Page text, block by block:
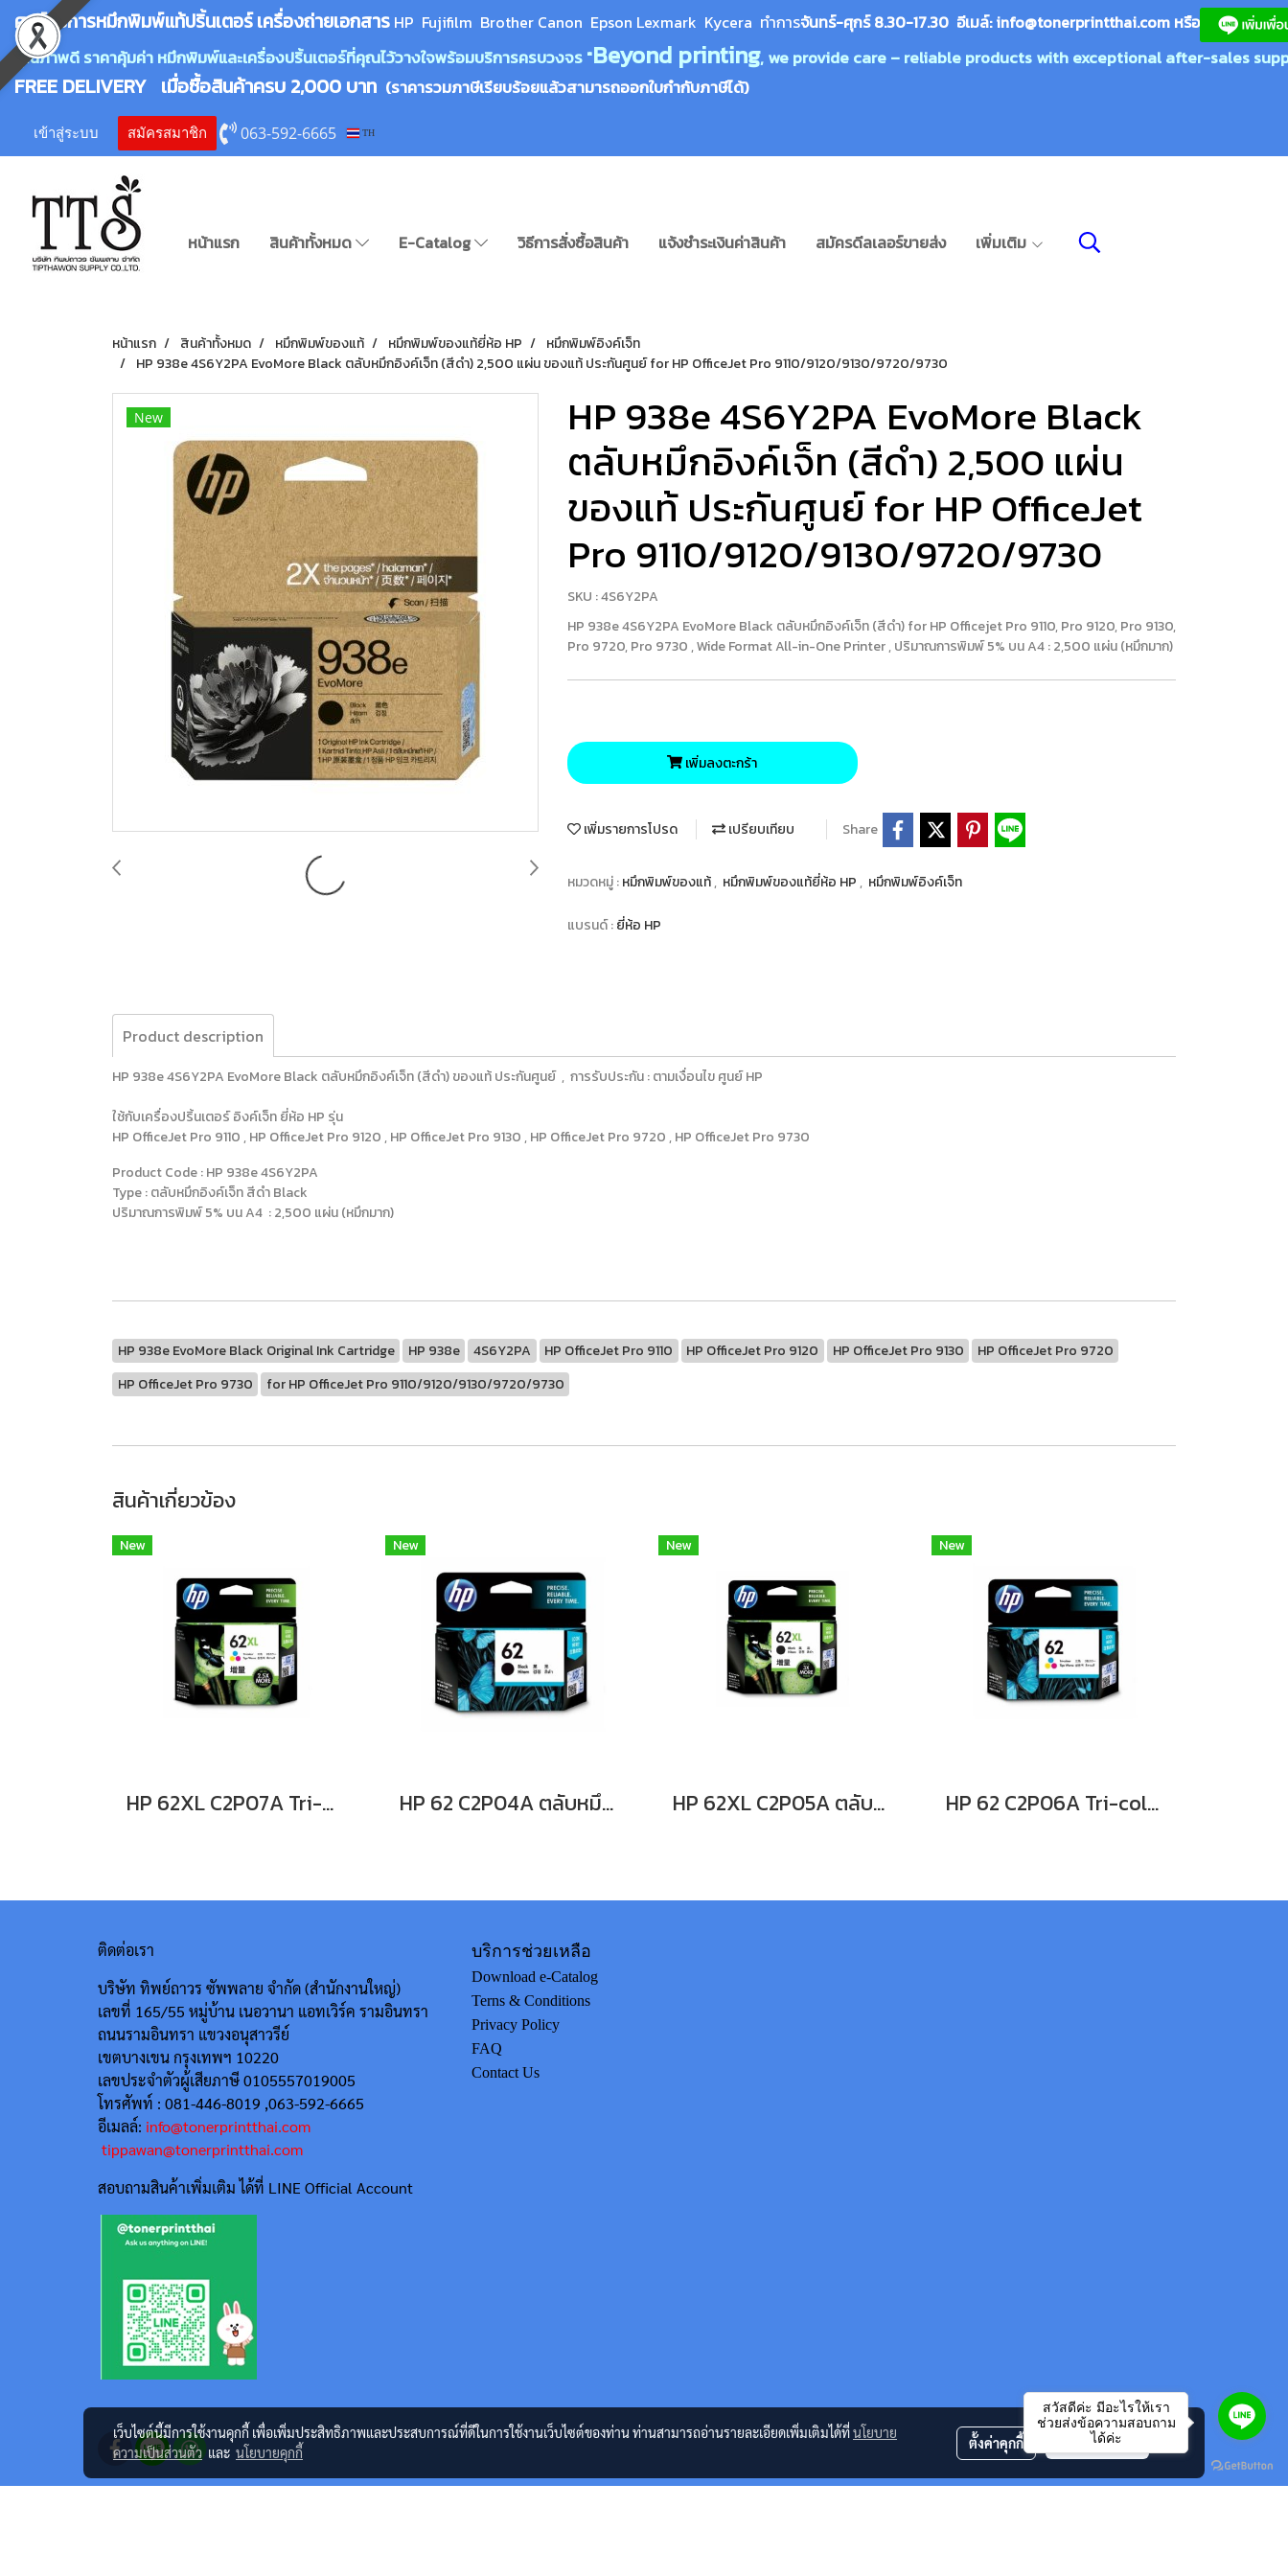
ศูนย์บริการหมึกพิมพ์แท้ปริ้นเตอร์ เครื่องถ่ายเอกสาร HP Fujifilm Brother Canon Epson Lexmark Kycera ทำการจันทร์-ศุกร์ 8.30-17.30 อีเมล์:info@tonerprintthai.com หรือ
คุณภาพดี ราคาคุ้มค่า หมึกพิมพ์และเครื่องปริ้นเตอร์ที่คุณไว้วางใจพร้อมบริการครบวงจร "Beyond printing, we provide care – reliable products with exceptional after-sales
FREE DELIVERY เมื่อซื้อสินค้าครบ 2,000 บาท (ราคารวมภาษีเรียบร้อยแล้วสามารถออกใบกำกับภาษีได้)
เข้าสู่ระบบ สมัครสมาชิก 063-592-6665 TH
หน้าแรก สินค้าทั้งหมด E-Catalog วิธีการสั่งซื้อสินค้า แจ้งชำระเงินค่าสินค้า สมัครดีลเลอร์ขายส่ง เพิ่มเติม
หน้าแรก สินค้าทั้งหมด หมึกพิมพ์ของแท้ หมึกพิมพ์ของแท้ยี่ห้อ HP
หมึกพิมพ์อิงค์เจ็ท
HP 938e 4S6Y2PA EvoMore Black ตลับหมึกอิงค์เจ็ท (สีดำ) 2,500 แผ่น ของแท้ ประกันศูนย์ for HP OfficeJet Pro 9110/9120/9130/9720/9730
New
HP 938e 4S6Y2PA EvoMore Black
ตลับหมึกอิงค์เจ็ท (สีดำ) 2,500 แผ่น
ของแท้ ประกันศูนย์ for HP OfficeJet
Pro 9110/9120/9130/9720/9730
SKU : 4S6Y2PA
HP 938e 4S6Y2PA EvoMore Black ตลับหมึกอิงค์เจ็ท (สีดำ) for HP Officejet Pro 9110, Pro 9120, Pro 9130,
Pro 9720, Pro 9730 , Wide Format All-in-One Printer , ปริมาณการพิมพ์ 5% บน A4 : 2,500 แผ่น (หมึกมาก)
เพิ่มลงตะกร้า
เพิ่มรายการโปรด เปรียบเทียบ Share
หมวดหมู่ :หมึกพิมพ์ของแท้, หมึกพิมพ์ของแท้ยี่ห้อ HP , หมึกพิมพ์อิงค์เจ็ท
แบรนด์ :ยี่ห้อ HP
Product description
HP 938e 4S6Y2PA EvoMore Black ตลับหมึกอิงค์เจ็ท (สีดำ) ของแท้ ประกันศูนย์ , การรับประกัน : ตามเงื่อนไข ศูนย์ HP
ใช้กับเครื่องปริ้นเตอร์ อิงค์เจ็ท ยี่ห้อ HP รุ่น
HP OfficeJet Pro 9110 , HP OfficeJet Pro 9120 , HP OfficeJet Pro 9130 , HP OfficeJet Pro 9720 , HP OfficeJet Pro 9730
Product Code : HP 938e 4S6Y2PA
Type : ตลับหมึกอิงค์เจ็ท สีดำ Black
ปริมาณการพิมพ์ 5% บน A4 : 2,500 แผ่น (หมึกมาก)
HP 938e EvoMore Black Original Ink Cartridge HP 938e 4S6Y2PA HP OfficeJet Pro 9110 HP OfficeJet Pro 9120 HP OfficeJet Pro 9130
HP OfficeJet Pro 9720
HP OfficeJet Pro 9730
for HP OfficeJet Pro 9110/9120/9130/9720/9730
สินค้าเกี่ยวข้อง
New
HP 62XL C2P07A Tri-color ตลับหมึกอิงค์เจ็ท 3 สี
New
HP 62 C2P04A ตลับหมึกอิงค์เจ็ท สีดำ
New
HP 62XL C2P05A ตลับหมึกอิงค์เจ็ท สีดำ
New
HP 62 C2P06A Tri-color ตลับหมึกอิงค์เจ็ท 3 สี
ติดต่อเรา
บริษัท ทิพย์ถาวร ซัพพลาย จำกัด (สำนักงานใหญ่)
เลขที่ 165/55 หมู่บ้าน เนอวานา แอทเวิร์ค รามอินทรา
ถนนรามอินทรา แขวงอนุสาวรีย์
เขตบางเขน กรุงเทพฯ 10220
เลขประจำตัวผู้เสียภาษี 0105557019005
โทรศัพท์ : 081-446-8019 ,063-592-6665
อีเมลล์: info@tonerprintthai.com
tippawan@tonerprintthai.com
สอบถามสินค้าเพิ่มเติม ได้ที่ LINE Official Account
บริการช่วยเหลือ
Download e-Catalog
Terns & Conditions
Privacy Policy
FAQ
Contact Us
เว็บไซต์นี้มีการใช้งานคุกกี้ เพื่อเพิ่มประสิทธิภาพและประสบการณ์ที่ดีในการใช้งานเว็บไซต์ของท่าน ท่านสามารถอ่านรายละเอียดเพิ่มเติมได้ที่นโยบาย
ความเป็นส่วนตัวและ นโยบายคุกกี้
ตั้งค่าคุกกี้ ยอมรับทั้งหมด
สวัสดีค่ะ มีอะไรให้เรา
ช่วยส่งข้อความสอบถาม
ได้ค่ะ